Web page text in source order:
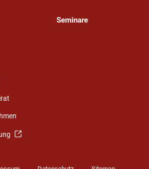
Seminare